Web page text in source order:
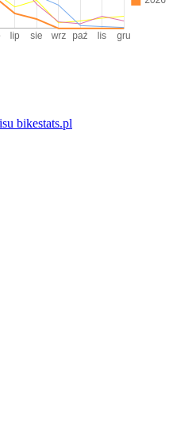
bikestats.pl